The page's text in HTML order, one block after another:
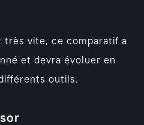
très vite, ce comparatif a
et devra évoluer en
outils.